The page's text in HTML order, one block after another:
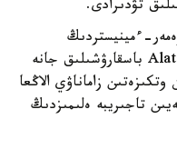
تۋدىرادى.
ءمينيستردىڭ
ورىنباسارى قانات بوزىمبايەۆ Alatau City باسقارۋشىلىق جانە
زاماناۋي الاڭعا
تاجىريبە ەلىمىزدىڭ